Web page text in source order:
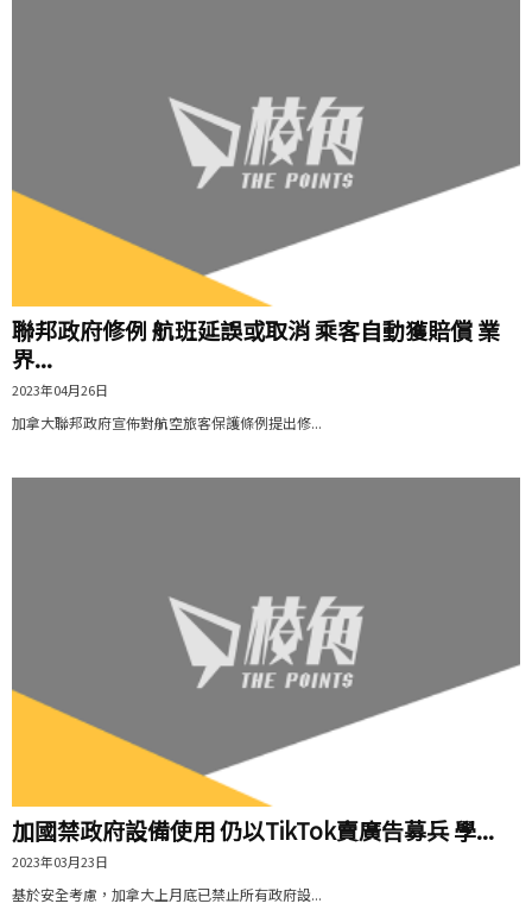
聯邦政府修例 航班延誤或取消 乘客自動獲賠償 業
界...
2023年04月26日
加拿大聯邦政府宣佈對航空旅客保護條例提出修...
加國禁政府設備使用 仍以TikTok賣廣告募兵 學...
2023年03月23日
基於安全考慮，加拿大上月底已禁止所有政府設...